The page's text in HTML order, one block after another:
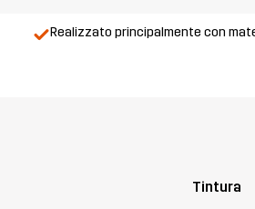
Realizzato principalmente con
Tintura